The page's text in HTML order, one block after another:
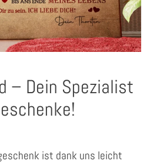
– Dein Spezialist
ist dank uns leicht